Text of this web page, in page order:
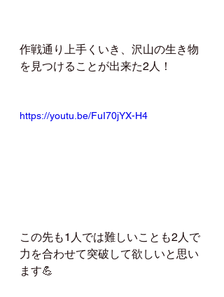
作戦通り上手くいき、沢山の生き物
を見つけることが出来た2人！
https://youtu.be/FuI70jYX-H4
この先も1人では難しいことも2人で
力を合わせて突破して欲しいと思い
ます💪